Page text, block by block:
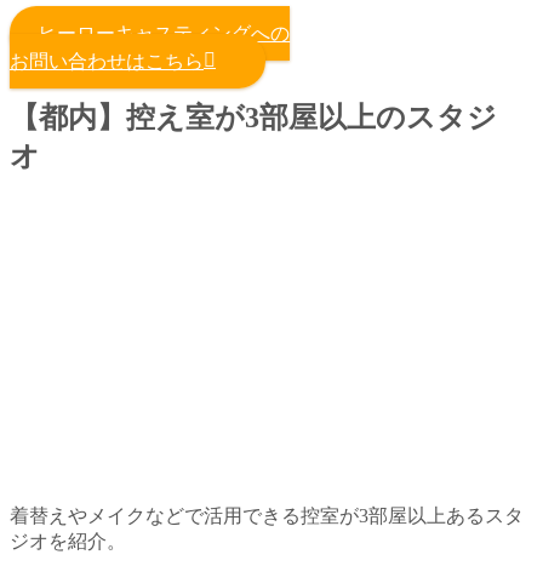
ヒーローキャスティングへの
お問い合わせはこちら
【都内】控え室が3部屋以上のスタジ
オ
着替えやメイクなどで活用できる控室が3部屋以上あるスタ
ジオを紹介。